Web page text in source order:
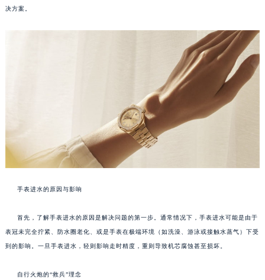
决方案。
手表进水的原因与影响
首先，了解手表进水的原因是解决问题的第一步。通常情况下，手表进水可能是由于
表冠未完全拧紧、防水圈老化、或是手表在极端环境（如洗澡、游泳或接触水蒸气）下受
到的影响。一旦手表进水，轻则影响走时精度，重则导致机芯腐蚀甚至损坏。
自行火炮的“救兵”理念